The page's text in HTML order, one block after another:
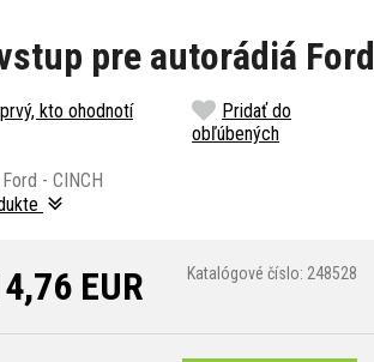
pre autorádiá Ford
kto ohodnotí
Pridať do
obľúbených
- CINCH
EUR Katalógové číslo: 248528